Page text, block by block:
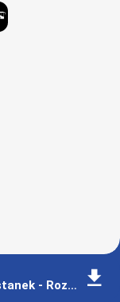
Krzyżanowskiego szkoła 02 przystanek - Rozkład jazdy - Rzeszów
󰇚